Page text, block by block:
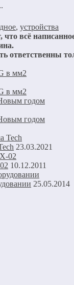
, устройства
всё
ответственны
в мм2
в мм2
годом
годом
23.03.2021
10.12.2011
25.05.2014